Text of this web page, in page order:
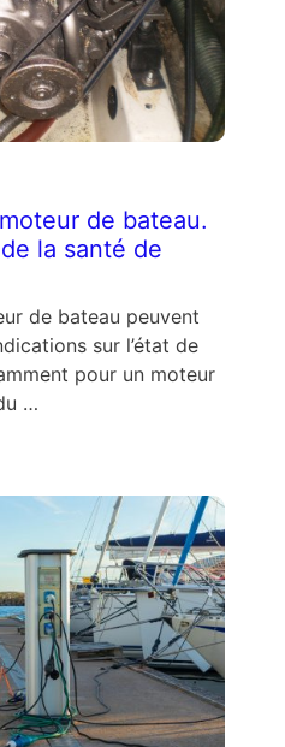
de bateau.
la santé de
de bateau peuvent
sur l’état de
pour un moteur
…